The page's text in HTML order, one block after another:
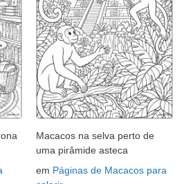
Macacos na selva perto de
uma pirâmide asteca
em Páginas de Macacos para